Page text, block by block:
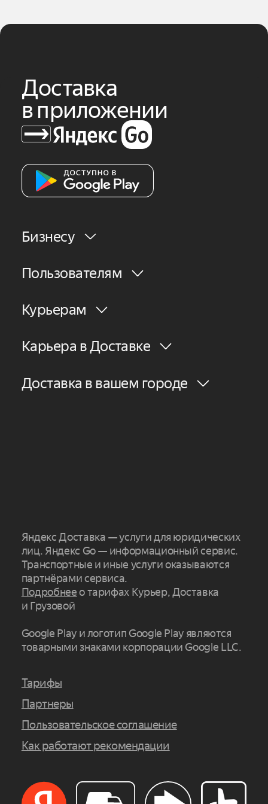
Заказать сейчас
Доставка
в приложении
Бизнесу
Пользователям
Курьерам
Карьера в Доставке
Доставка в вашем городе
Яндекс Доставка — услуги для юридических
лиц. Яндекс Go — информационный сервис.
Транспортные и иные услуги оказываются
партнёрами сервиса.
Подробнеео тарифах Курьер, Доставка
и Грузовой
Google Play и логотип Google Play являются
товарными знаками корпорации Google LLC.
Тарифы
Партнеры
Пользовательское соглашение
Как работают рекомендации